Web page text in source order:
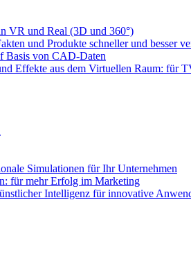
VR und Real (3D und 360°)
und Produkte schneller und besser
Basis von CAD-Daten
Effekte aus dem Virtuellen Raum: für
Simulationen für Ihr Unternehmen
für mehr Erfolg im Marketing
Intelligenz für innovative